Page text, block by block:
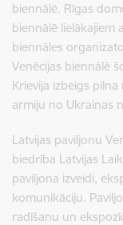
biennālē. Rīgas
biennālē lielākajiem
biennāles
Venēcijas biennālē
Krievija izbeigs
armiju no Ukrainas
Latvijas paviljonu
biedrība Latvijas
paviljona izveidi,
komunikāciju.
radīšanu un